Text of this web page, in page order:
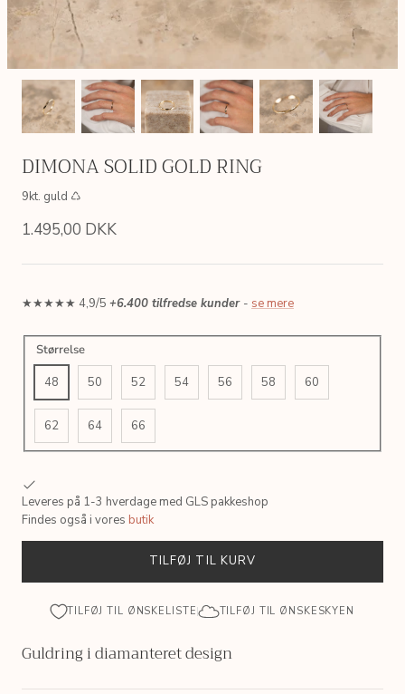
SIMPLE LINK GOLDEN CHAIN
Sterlingsølv, 18kt. forgyldt ♺
Fra 200,00 DKK
DIMONA SOLID GOLD RING
9kt. guld ♺
1.495,00 DKK
★★★★★ 4,9/5 +6.400 tilfredse kunder - se mere
Størrelse
48
50 52 54 56 58 60
62 64 66
Leveres på 1-3 hverdage med GLS pakkeshop
Findes også i vores butik
TILFØJ TIL KURV
TILFØJ TIL ØNSKELISTE TILFØJ TIL ØNSKESKYEN
Guldring i diamanteret design